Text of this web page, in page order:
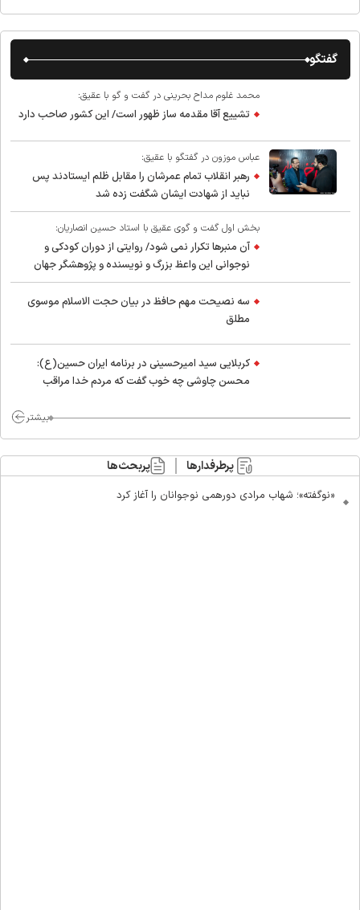
گفتگو
محمد غلوم مداح بحرینی در گفت و گو با عقیق:
تشییع آقا مقدمه ساز ظهور است/ این کشور صاحب دارد
عباس موزون در گفتگو با عقیق:
رهبر انقلاب تمام عمرشان را مقابل ظلم ایستادند پس
نباید از شهادت ایشان شگفت زده شد
بخش اول گفت و گوی عقیق با استاد حسین انصاریان:
آن منبرها تکرار نمی شود/ روایتی از دوران کودکی و
نوجوانی این واعظ بزرگ و نویسنده و پژوهشگر جهان
اسلام
سه نصیحت مهم حافظ در بیان حجت الاسلام موسوی
مطلق
کربلایی سید امیر‌حسینی در برنامه ایران حسین(ع):
محسن چاوشی چه خوب گفت که مردم خدا مراقب
بیشتر
پرطرفدارها پربحث‌ها
«نوگفته»؛ شهاب مرادی دورهمی نوجوانان را آغاز کرد